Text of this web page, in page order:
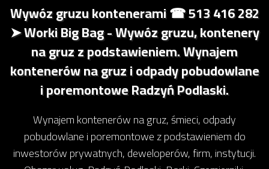
Wywóz gruzu kontenerami ☎ 513 416 282
➤ Worki Big Bag - Wywóz gruzu, kontenery
na gruz z podstawieniem. Wynajem
kontenerów na gruz i odpady pobudowlane
i poremontowe Radzyń Podlaski.
Wynajem kontenerów na gruz, śmieci, odpady
pobudowlane i poremontowe z podstawieniem do
inwestorów prywatnych, deweloperów, firm, instytucji.